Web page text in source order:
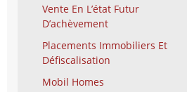
Vente En L’état Futur
D’achèvement
Placements Immobiliers Et
Défiscalisation
Mobil Homes